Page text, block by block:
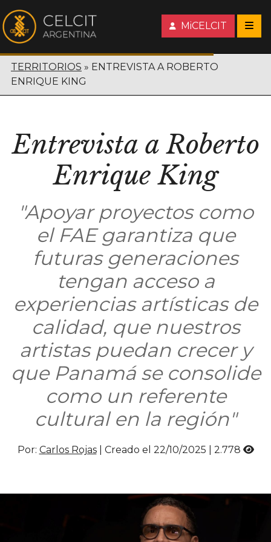
MiCELCIT
TERRITORIOS
ENTREVISTA A ROBERTO
ENRIQUE KING
Entrevista a Roberto
Enrique King
"Apoyar proyectos como
el FAE garantiza que
futuras generaciones
tengan acceso a
experiencias artísticas de
calidad, que nuestros
artistas puedan crecer y
que Panamá se consolide
como un referente
cultural en la región"
Por: Carlos Rojas| Creado el 22/10/2025 | 2.778